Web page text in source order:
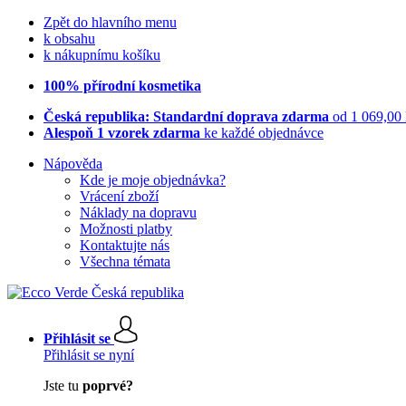
Zpět do hlavního menu
k obsahu
k nákupnímu košíku
100% přírodní kosmetika
Česká republika: Standardní doprava zdarma od 1 069,00
Alespoň 1 vzorek zdarma ke každé objednávce
Nápověda
Kde je moje objednávka?
Vrácení zboží
Náklady na dopravu
Možnosti platby
Kontaktujte nás
Všechna témata
Přihlásit se
Přihlásit se nyní
Jste tu poprvé?